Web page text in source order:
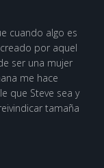
cuando algo es
por aquel
ser una mujer
me hace
que Steve sea y
tamaña